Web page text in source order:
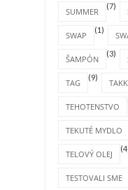
SUMMER
(7)
SWAP
(1)
ŠAMPÓN
(3)
TAG
(9)
TEHOTENSTVO
TEKUTÉ MYDLO
TELOVÝ OLEJ
TESTOVALI SME